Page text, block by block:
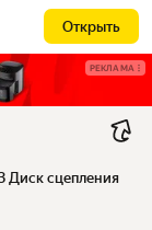
Открыть
РЕКЛАМА
Диск сцепления